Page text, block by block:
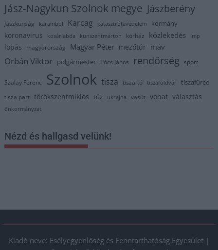
Jász-Nagykun Szolnok megye Jászberény
Jászkunság karambol Karcag katasztrófavédelem kormány
koronavírus kosárlabda kunszentmárton kórház közlekedés lmp
lopás magyarország Magyar Péter mezőtúr máv
Orbán Viktor polgármester Pócs János rendőrség sport
Szalay Ferenc Szolnok tisza tisza-tó tiszaföldvár tiszafüred
tisza part törökszentmiklós tűz ukrajna vasút vonat választás
önkormányzat
Nézd és hallgasd velünk!
Kiadó neve: Esélyegyenlőség és Fenntarthatóság Egyesület |